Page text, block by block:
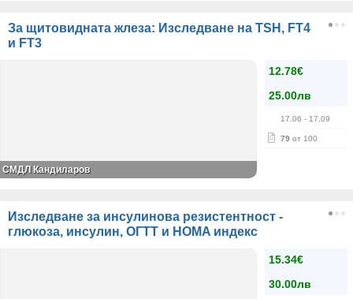
За щитовидната жлеза: Изследване на TSH, FT4
и FT3
12.78€
25.00лв
17.06 - 17.09
79 от 100
СМДЛ Кандиларов
Изследване за инсулинова резистентност -
глюкоза, инсулин, ОГТТ и HOMA индекс
15.34€
30.00лв